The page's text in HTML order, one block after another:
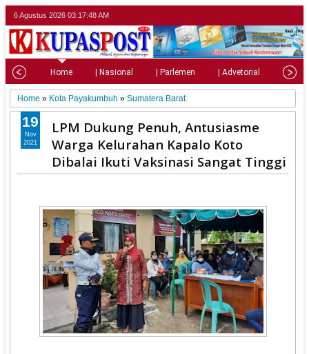
6 Agustus 2026 03:17:50 AM
Home | Nasional | Parlemen | Advetorial |
Home » Kota Payakumbuh »Sumatera Barat
LPM Dukung Penuh, Antusiasme
Warga Kelurahan Kapalo Koto
Dibalai Ikuti Vaksinasi Sangat Tinggi
19
Nov
2021